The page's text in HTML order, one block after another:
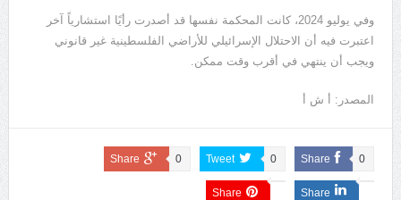
وفي يوليو 2024، كانت المحكمة نفسها قد أصدرت رأيًا استشارياً آخر
اعتبرت فيه أن الاحتلال الإسرائيلي للأراضي الفلسطينية غير قانوني
ويجب أن ينتهي في أقرب وقت ممكن.
المصدر: أ ش أ
Share 0
Tweet 0
Share 0
Share
Share